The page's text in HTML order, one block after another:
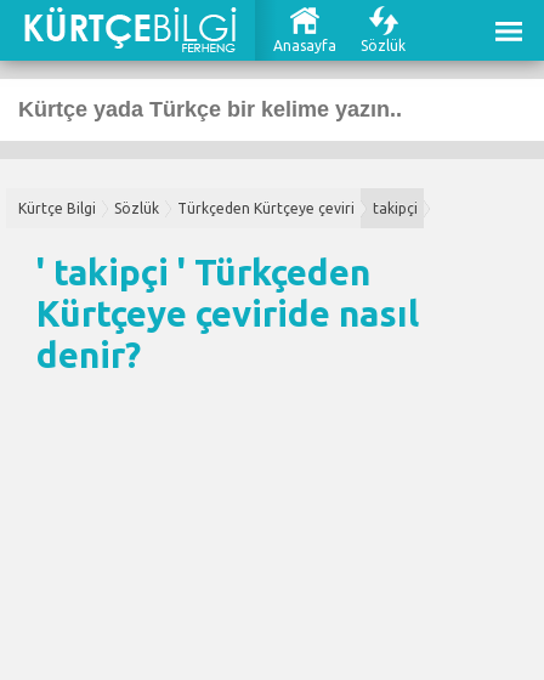
Anasayfa Sözlük
Kürtçe Bilgi Sözlük Türkçeden Kürtçeye çeviri takipçi
' takipçi ' Türkçeden
Kürtçeye çeviride nasıl
denir?